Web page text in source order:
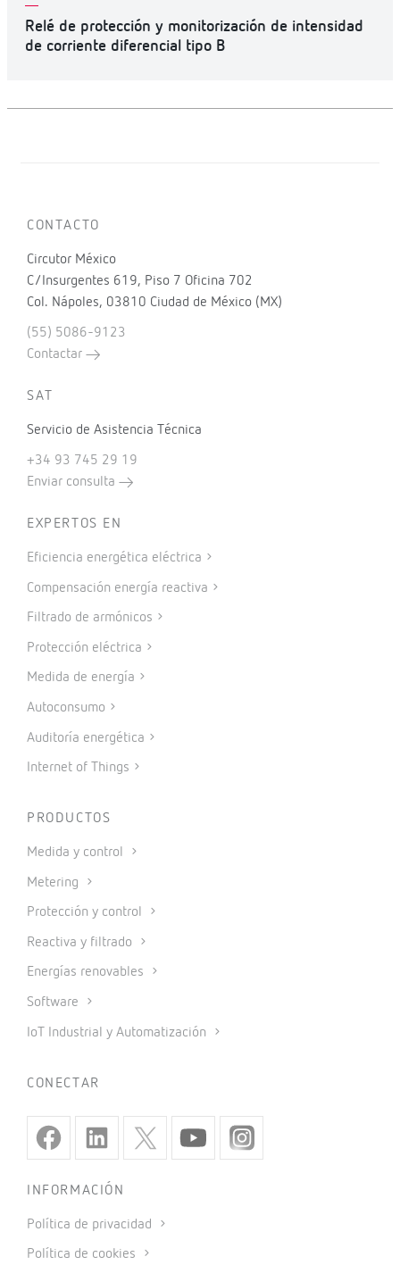
Relé de protección y monitorización de intensidad
de corriente diferencial tipo B
CONTACTO
Circutor México
C/Insurgentes 619, Piso 7 Oficina 702
Col. Nápoles, 03810 Ciudad de México (MX)
(55) 5086-9123
Contactar
SAT
Servicio de Asistencia Técnica
+34 93 745 29 19
Enviar consulta
EXPERTOS EN
Eficiencia energética eléctrica
Compensación energía reactiva
Filtrado de armónicos
Protección eléctrica
Medida de energía
Autoconsumo
Auditoría energética
Internet of Things
PRODUCTOS
Medida y control
Metering
Protección y control
Reactiva y filtrado
Energías renovables
Software
IoT Industrial y Automatización
CONECTAR
INFORMACIÓN
Política de privacidad
Política de cookies